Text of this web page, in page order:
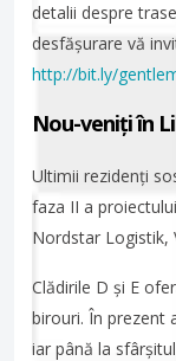
detalii despre
desfășurare vă
http://bit.ly/
Nou-veniți în
Ultimii rezidenți
faza II a
Nordstar Logistik,
Clădirile D și E
birouri. În prezent
iar până la